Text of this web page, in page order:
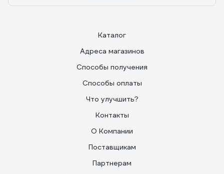
Каталог
Адреса магазинов
Способы получения
Способы оплаты
Что улучшить?
Контакты
О Компании
Поставщикам
Партнерам